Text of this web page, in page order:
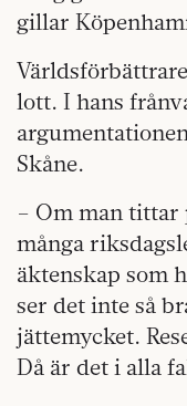
gillar
lott. I hans
Skåne.
– Om man tittar
många
äktenskap som
ser det inte så
jättemycket.
Då är det i alla